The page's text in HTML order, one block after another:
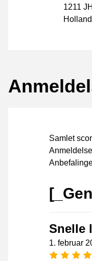
1211
Holland
Samlet
Snelle
1. februar